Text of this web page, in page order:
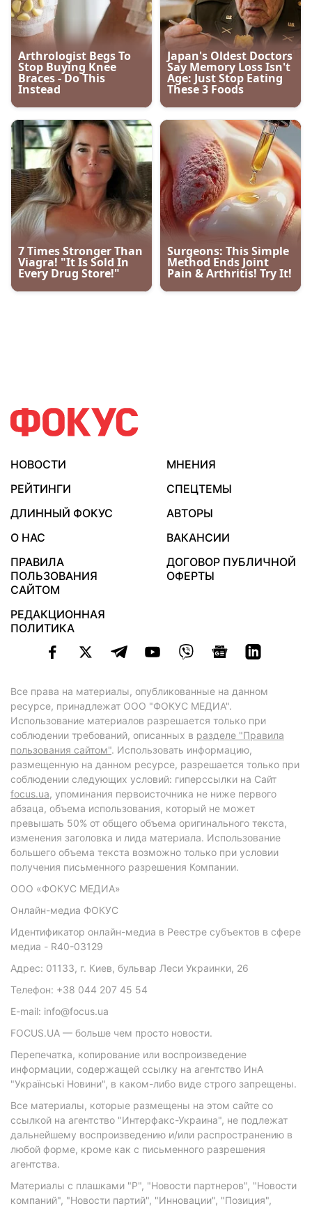
НОВОСТИ
МНЕНИЯ
РЕЙТИНГИ
СПЕЦТЕМЫ
ДЛИННЫЙ ФОКУС
АВТОРЫ
О НАС
ВАКАНСИИ
ПРАВИЛА
ПОЛЬЗОВАНИЯ
САЙТОМ
ДОГОВОР ПУБЛИЧНОЙ
ОФЕРТЫ
РЕДАКЦИОННАЯ
ПОЛИТИКА
Все права на материалы, опубликованные на данном
ресурсе, принадлежат ООО "ФОКУС МЕДИА".
Использование материалов разрешается только при
соблюдении требований, описанных в разделе "Правила
пользования сайтом". Использовать информацию,
размещенную на данном ресурсе, разрешается только при
соблюдении следующих условий: гиперссылки на Сайт
focus.ua, упоминания первоисточника не ниже первого
абзаца, объема использования, который не может
превышать 50% от общего объема оригинального текста,
изменения заголовка и лида материала. Использование
большего объема текста возможно только при условии
получения письменного разрешения Компании.
ООО «ФОКУС МЕДИА»
Онлайн-медиа ФОКУС
Идентификатор онлайн-медиа в Реестре субъектов в сфере
медиа - R40-03129
Адрес: 01133, г. Киев, бульвар Леси Украинки, 26
Телефон: +38 044 207 45 54
E-mail: info@focus.ua
FOCUS.UA — больше чем просто новости.
Перепечатка, копирование или воспроизведение
информации, содержащей ссылку на агентство ИнА
"Українські Новини", в каком-либо виде строго запрещены.
Все материалы, которые размещены на этом сайте со
ссылкой на агентство "Интерфакс-Украина", не подлежат
дальнейшему воспроизведению и/или распространению в
любой форме, кроме как с письменного разрешения
агентства.
Материалы с плашками "Р", "Новости партнеров", "Новости
компаний", "Новости партий", "Инновации", "Позиция",